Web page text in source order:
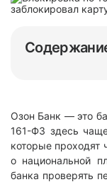
Озон Банк — это
161-ФЗ здесь
которые проходят
о национальной
банка проверять